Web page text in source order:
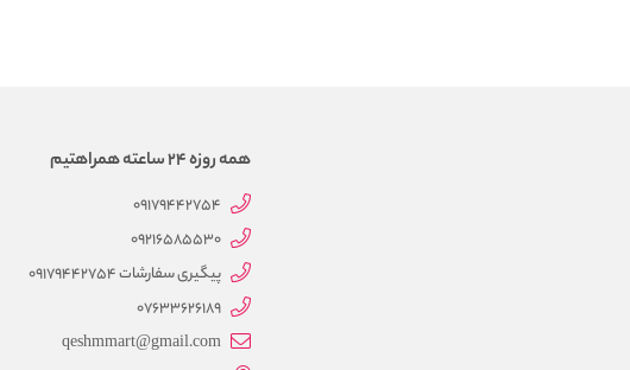
همه روزه 24 ساعته همراهتیم
09179442754
09216585530
پیگیری سفارشات 09179442754
07633626189
qeshmmart@gmail.com